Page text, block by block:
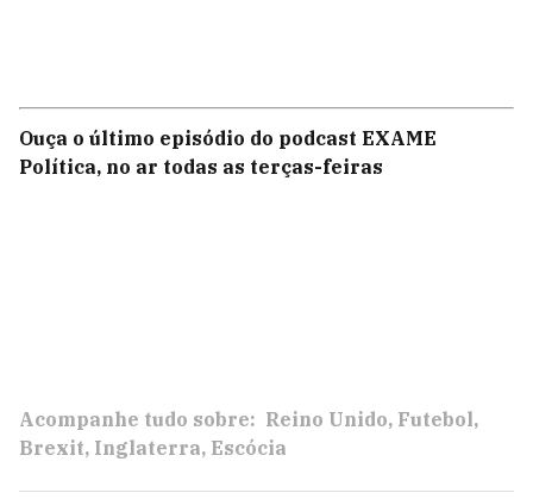
Ouça o último episódio do podcast EXAME
Política, no ar todas as terças-feiras
Acompanhe tudo sobre: Reino Unido Futebol
Brexit Inglaterra Escócia